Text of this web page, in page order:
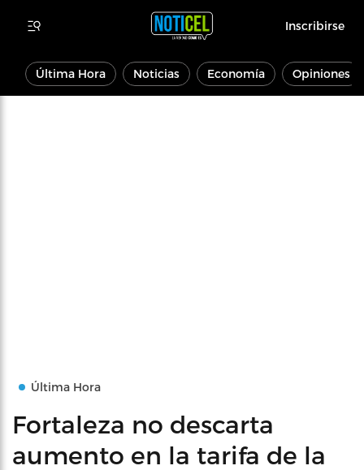
Inscribirse
Última Hora Noticias Economía Opiniones
Última Hora
Fortaleza no descarta
aumento en la tarifa de la